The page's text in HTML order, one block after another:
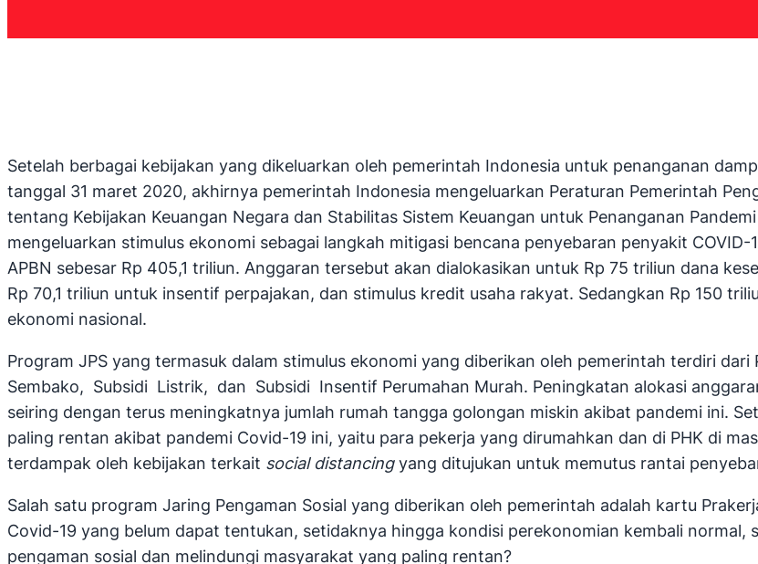
Setelah berbagai kebijakan yang dikeluarkan oleh pemerintah Indonesia untuk penanganan
tanggal 31 maret 2020, akhirnya pemerintah Indonesia mengeluarkan Peraturan Pemerintah
tentang Kebijakan Keuangan Negara dan Stabilitas Sistem Keuangan untuk Penanganan
mengeluarkan stimulus ekonomi sebagai langkah mitigasi bencana penyebaran penyakit
APBN sebesar Rp 405,1 triliun. Anggaran tersebut akan dialokasikan untuk Rp 75 triliun dana
Rp 70,1 triliun untuk insentif perpajakan, dan stimulus kredit usaha rakyat. Sedangkan Rp 150
ekonomi nasional.
Program JPS yang termasuk dalam stimulus ekonomi yang diberikan oleh pemerintah terdiri
Sembako, Subsidi Listrik, dan Subsidi Insentif Perumahan Murah. Peningkatan alokasi
seiring dengan terus meningkatnya jumlah rumah tangga golongan miskin akibat pandemi ini.
paling rentan akibat pandemi Covid-19 ini, yaitu para pekerja yang dirumahkan dan di PHK di
terdampak oleh kebijakan terkait social distancingyang ditujukan untuk memutus rantai
Salah satu program Jaring Pengaman Sosial yang diberikan oleh pemerintah adalah kartu
Covid-19 yang belum dapat tentukan, setidaknya hingga kondisi perekonomian kembali
pengaman sosial dan melindungi masyarakat yang paling rentan?